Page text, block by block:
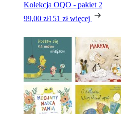
Kolekcja OQO - pakiet 2
99,00 zł151 zł więcej